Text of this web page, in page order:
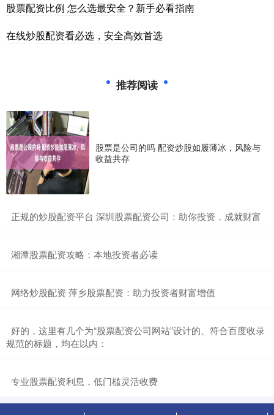
股票配资比例 怎么选最安全？新手必看指南
在线炒股配资看必选，安全高效首选
推荐阅读
股票是公司的吗 配资炒股如履薄冰，风险与
收益共存
​正规的炒股配资平台 深圳股票配资公司：助你投资，成就财富
​湘潭股票配资攻略：本地投资者必读
​网络炒股配资 萍乡股票配资：助力投资者财富增值
​好的，这里有几个为“股票配资公司网站”设计的、符合百度收录
规范的标题，均在以内：
​专业股票配资利息，低门槛灵活收费